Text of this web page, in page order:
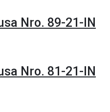
Nro. 89-21-IN
Nro. 81-21-IN